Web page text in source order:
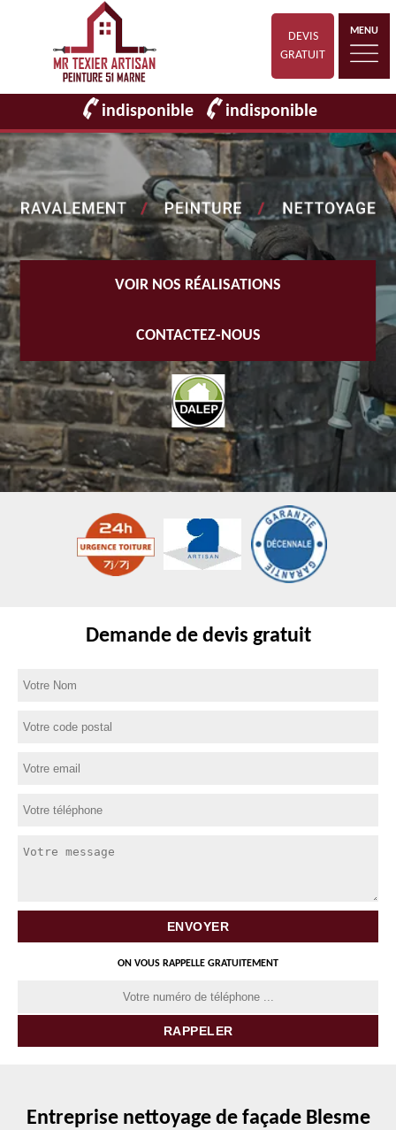
DEVIS
GRATUIT
MENU
indisponible indisponible
VOIR NOS RÉALISATIONS
CONTACTEZ-NOUS
Demande de devis gratuit
ON VOUS RAPPELLE GRATUITEMENT
Entreprise nettoyage de façade Blesme